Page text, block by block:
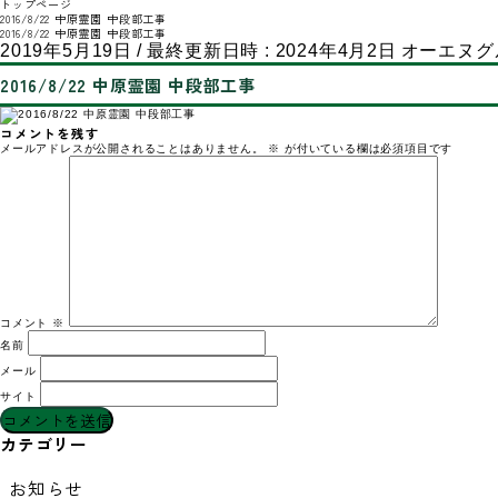
トップページ
2016/8/22 中原霊園 中段部工事
2016/8/22 中原霊園 中段部工事
2019年5月19日 / 最終更新日時 : 2024年4月2日 オーエヌ
2016/8/22 中原霊園 中段部工事
コメントを残す
メールアドレスが公開されることはありません。 ※ が付いている欄は必須項目です
コメント ※
名前
メール
サイト
カテゴリー
お知らせ